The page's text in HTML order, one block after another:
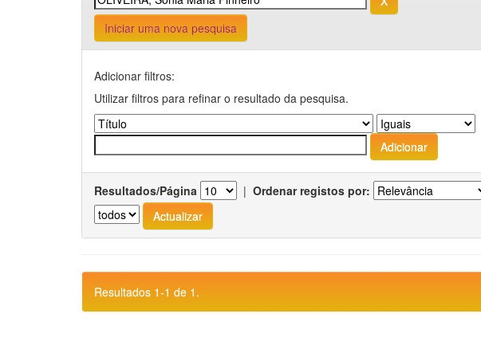
Iniciar uma nova pesquisa
Adicionar filtros:
Utilizar filtros para refinar o resultado da pesquisa.
Resultados/Página | Ordenar registos por:
Resultados 1-1 de 1.